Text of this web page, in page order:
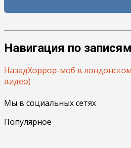
Навигация по записям
НазадХоррор-моб в
видео)
Мы в социальных сетях
Популярное